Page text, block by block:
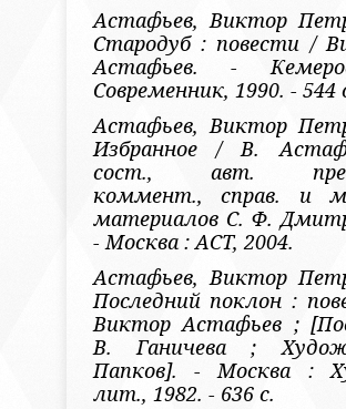
Астафьев, Виктор
Стародуб : повести /
Астафьев. -
Современник, 1990. - 544
Астафьев, Виктор
Избранное / В.
сост., авт.
коммент., справ. и
материалов С. Ф.
- Москва : АСТ, 2004.
Астафьев, Виктор
Последний поклон :
Виктор Астафьев ;
В. Ганичева ;
Папков]. - Москва :
лит., 1982. - 636 с.